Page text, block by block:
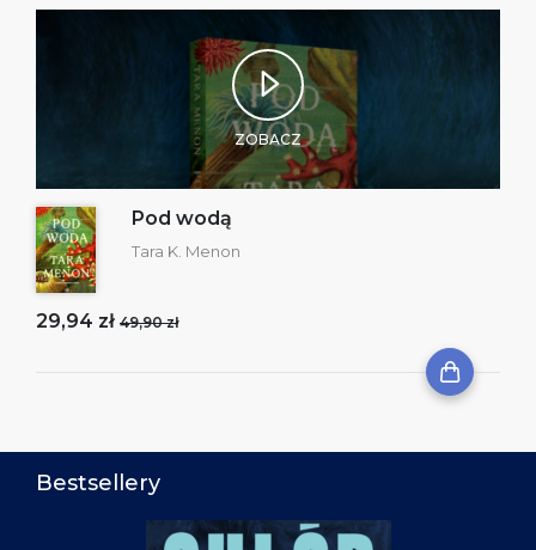
ZOBACZ
Pod wodą
Tara K. Menon
29,94 zł 49,90 zł
Bestsellery